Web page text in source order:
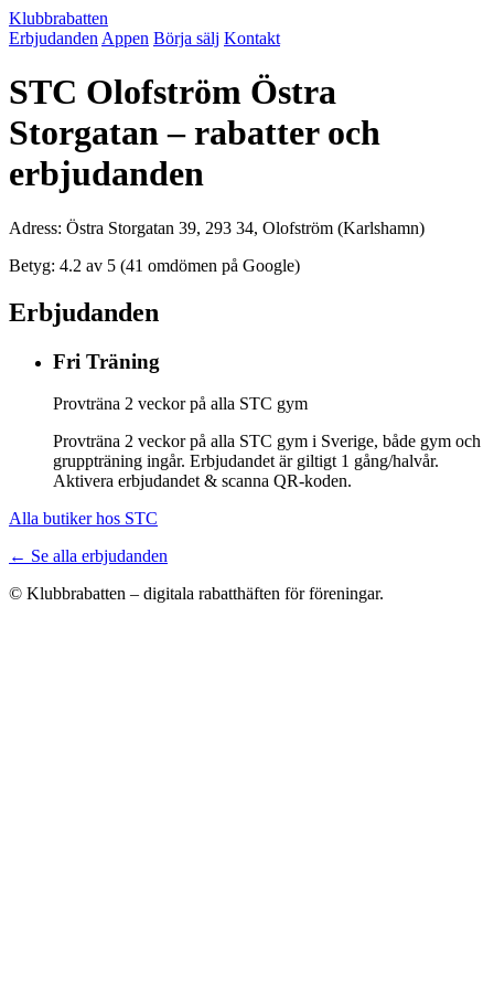
Klubbrabatten
Erbjudanden Appen Börja sälj Kontakt
STC Olofström Östra
Storgatan – rabatter och
erbjudanden
Adress: Östra Storgatan 39, 293 34, Olofström (Karlshamn)
Betyg: 4.2 av 5 (41 omdömen på Google)
Erbjudanden
Fri Träning
Provträna 2 veckor på alla STC gym
Provträna 2 veckor på alla STC gym i Sverige, både gym och
gruppträning ingår. Erbjudandet är giltigt 1 gång/halvår.
Aktivera erbjudandet & scanna QR-koden.
Alla butiker hos STC
← Se alla erbjudanden
© Klubbrabatten – digitala rabatthäften för föreningar.